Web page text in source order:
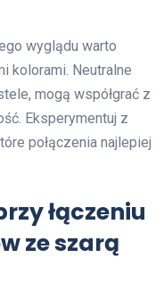
wyglądu warto
kolorami. Neutralne
mogą współgrać z
Eksperymentuj z
połączenia najlepiej
łączeniu
ze szarą